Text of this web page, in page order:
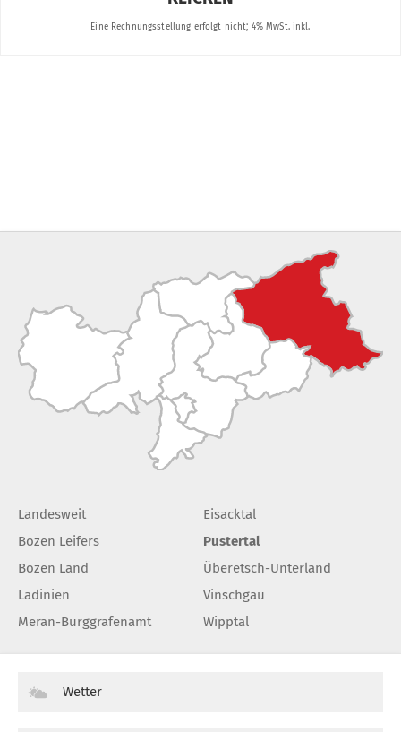
Landesweit
Bozen Leifers
Bozen Land
Ladinien
Meran-Burggrafenamt
Eisacktal
Pustertal
Überetsch-Unterland
Vinschgau
Wipptal
Wetter